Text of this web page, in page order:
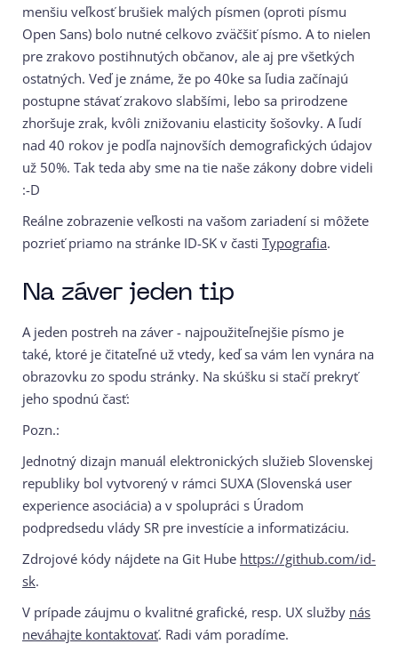
menšiu veľkosť brušiek malých písmen (oproti písmu
Open Sans) bolo nutné celkovo zväčšiť písmo. A to nielen
pre zrakovo postihnutých občanov, ale aj pre všetkých
ostatných. Veď je známe, že po 40ke sa ľudia začínajú
postupne stávať zrakovo slabšími, lebo sa prirodzene
zhoršuje zrak, kvôli znižovaniu elasticity šošovky. A ľudí
nad 40 rokov je podľa najnovších demografických údajov
už 50%. Tak teda aby sme na tie naše zákony dobre videli
:-D
Reálne zobrazenie veľkosti na vašom zariadení si môžete
pozrieť priamo na stránke ID-SK v časti Typografia.
Na záver jeden tip
A jeden postreh na záver - najpoužiteľnejšie písmo je
také, ktoré je čitateľné už vtedy, keď sa vám len vynára na
obrazovku zo spodu stránky. Na skúšku si stačí prekryť
jeho spodnú časť:
Pozn.:
Jednotný dizajn manuál elektronických služieb Slovenskej
republiky bol vytvorený v rámci SUXA (Slovenská user
experience asociácia) a v spolupráci s Úradom
podpredsedu vlády SR pre investície a informatizáciu.
Zdrojové kódy nájdete na Git Hube https://github.com/id-
sk.
V prípade záujmu o kvalitné grafické, resp. UX služby nás
neváhajte kontaktovať. Radi vám poradíme.